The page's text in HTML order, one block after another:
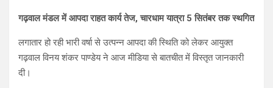
गढ़वाल मंडल में आपदा राहत कार्य तेज, चारधाम यात्रा 5 सितंबर तक स्थगित
लगातार हो रही भारी वर्षा से उत्पन्न आपदा की स्थिति को लेकर आयुक्त
गढ़वाल विनय शंकर पाण्डेय ने आज मीडिया से बातचीत में विस्तृत जानकारी
दी।